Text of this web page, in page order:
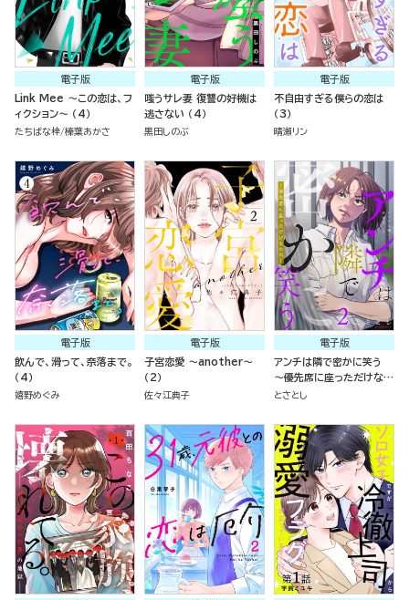
電子版
Link Mee ～この恋は、フ
ィクション～ （4）
たちばな梓 榛葉あかさ
電子版
嗤うサレ妻 復讐の好機は
逃さない （4）
黒田しのぶ
電子版
不自由すぎる僕らの恋は
（3）
晴瀬リン
電子版
飲んで、滑って、奈落まで。
（4）
嬉野めぐみ
電子版
子宮恋愛 ～another～
（2）
佐々江典子
電子版
アンチは隣で密かに笑う
～優先席に座っただけなの
に～ （2）
とさとし